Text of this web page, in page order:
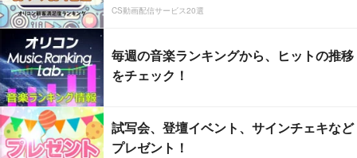
CS動画配信サービス20選
毎週の音楽ランキングから、ヒットの推移
をチェック！
試写会、登壇イベント、サインチェキなど
プレゼント！